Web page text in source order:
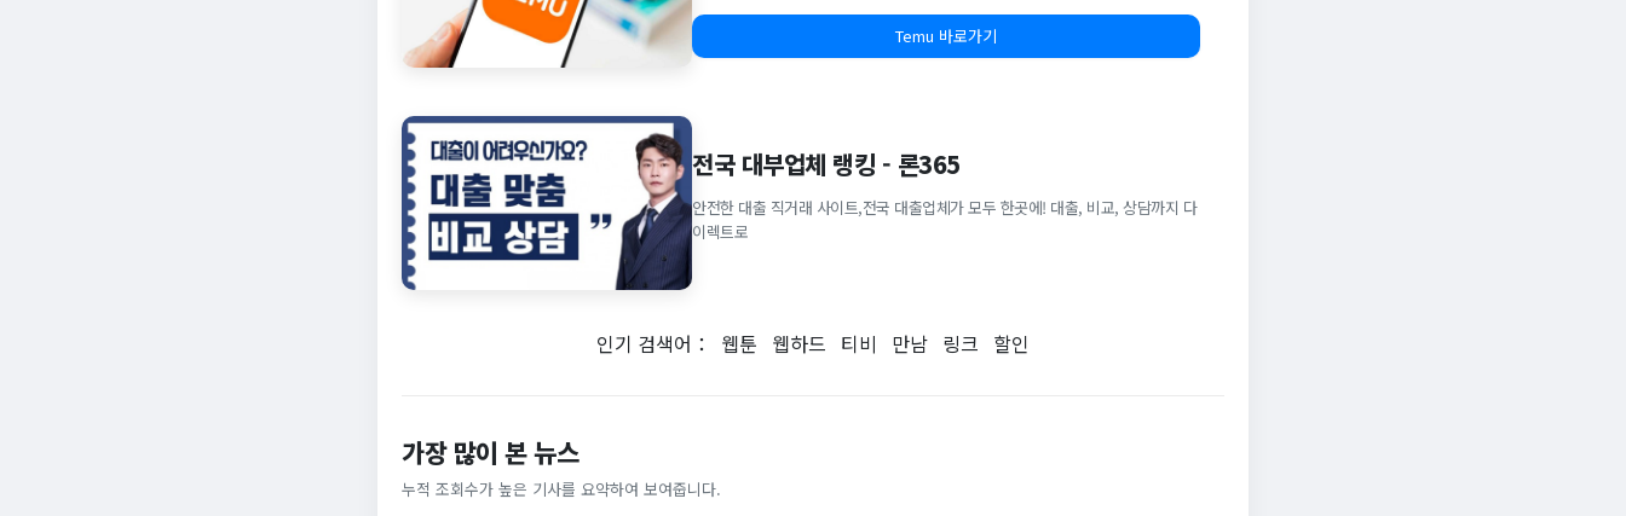
Temu 바로가기
전국 대부업체 랭킹 - 론365
안전한 대출 직거래 사이트,전국 대출업체가 모두 한곳에! 대출, 비교, 상담까지 다
이렉트로
인기 검색어： 웹툰 웹하드 티비 만남 링크 할인
가장 많이 본 뉴스
누적 조회수가 높은 기사를 요약하여 보여줍니다.